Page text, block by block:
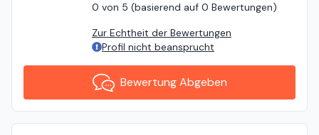
0 von 5 (basierend auf 0 Bewertungen)
Zur Echtheit der Bewertungen
Profil nicht beansprucht
Bewertung Abgeben